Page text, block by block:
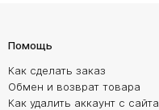
Помощь
Как сделать заказ
Обмен и возврат товара
Как удалить аккаунт с сайта